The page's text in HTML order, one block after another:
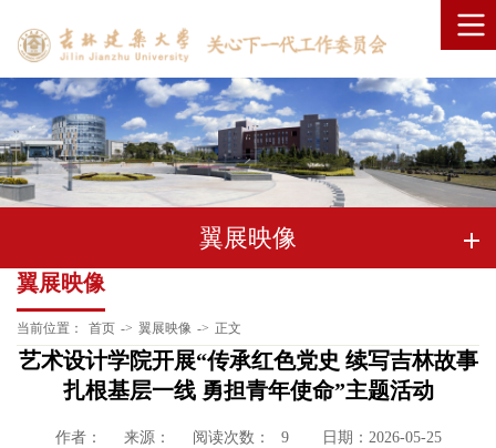
翼展映像
翼展映像
当前位置： 首页 -> 翼展映像 -> 正文
艺术设计学院开展“传承红色党史 续写吉林故事
扎根基层一线 勇担青年使命”主题活动
作者： 来源： 阅读次数： 9 日期：2026-05-25